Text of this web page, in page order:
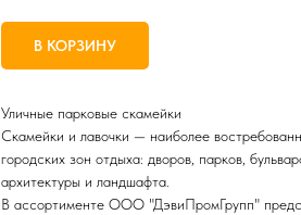
В КОРЗИНУ
Уличные парковые скамейки
Скамейки и лавочки — наиболее
городских зон отдыха: дворов, парков,
архитектуры и ландшафта.
В ассортименте ООО "ДэвиПромГрупп"